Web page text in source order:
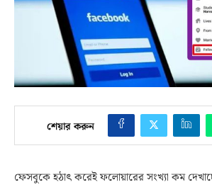
শেয়ার করুন
ফেসবুকে হঠাৎ করেই ফলোয়ারের সংখ্যা কম